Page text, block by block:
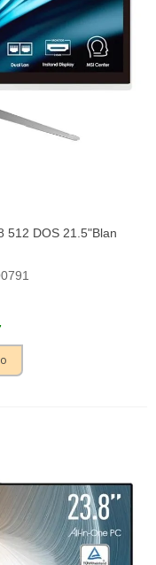
512 DOS 21.5"Blan